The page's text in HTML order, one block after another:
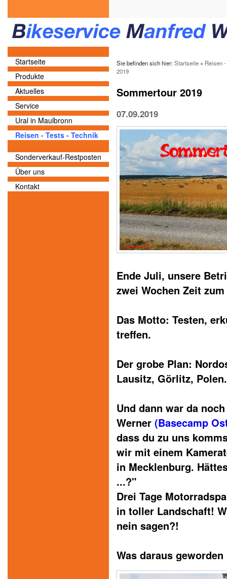
Startseite
Produkte
Aktuelles
Service
Ural in Maulbronn
Reisen - Tests - Technik
Sonderverkauf-Restposten
Über uns
Kontakt
Sie befinden sich hier:Startseite » Reisen
2019
Sommertour 2019
07.09.2019
Ende Juli, unsere
zwei Wochen Zeit
Das Motto: Testen,
treffen.
Der grobe Plan:
Lausitz, Görlitz, Polen.
Und dann war da
Werner (Basecamp
dass du zu uns
wir mit einem
in Mecklenburg.
...?"
Drei Tage
in toller Landschaft!
nein sagen?!
Was daraus